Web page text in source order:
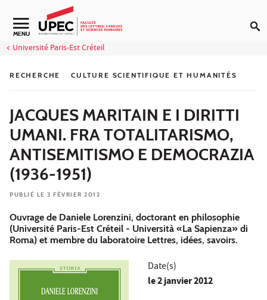
Aller au contenu
Navigation secondaire
MENU
Université Paris-Est Créteil
RECHERCHE CULTURE SCIENTIFIQUE ET HUMANITÉS
JACQUES MARITAIN E I DIRITTI
UMANI. FRA TOTALITARISMO,
ANTISEMITISMO E DEMOCRAZIA
(1936-1951)
PUBLIÉ LE 3 FÉVRIER 2012
Ouvrage de Daniele Lorenzini, doctorant en philosophie
(Université Paris-Est Créteil - Università «La Sapienza» di
Roma) et membre du laboratoire Lettres, idées, savoirs.
Date(s)
le2 janvier 2012